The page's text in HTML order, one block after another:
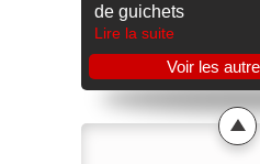
de guichets
Lire la suite
Voir les